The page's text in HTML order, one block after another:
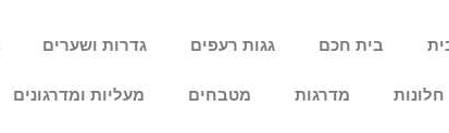
בית חכם גגות רעפים גדרות ושערים
חלונות מדרגות מטבחים מעליות ומדרגונים